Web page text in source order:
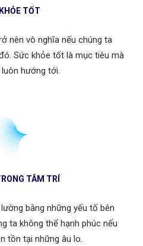
TỐT
nên vô nghĩa nếu chúng ta
Sức khỏe tốt là mục tiêu mà
hướng tới.
TÂM TRÍ
bằng những yếu tố bên
ta không thể hạnh phúc nếu
tồn tại những âu lo.